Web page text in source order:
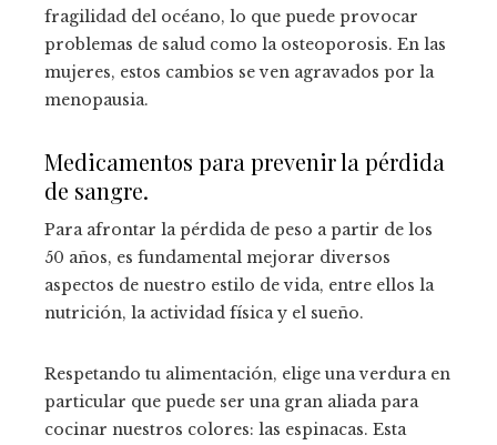
fragilidad del océano, lo que puede provocar
problemas de salud como la osteoporosis. En las
mujeres, estos cambios se ven agravados por la
menopausia.
Medicamentos para prevenir la pérdida
de sangre.
Para afrontar la pérdida de peso a partir de los
50 años, es fundamental mejorar diversos
aspectos de nuestro estilo de vida, entre ellos la
nutrición, la actividad física y el sueño.
Respetando tu alimentación, elige una verdura en
particular que puede ser una gran aliada para
cocinar nuestros colores: las espinacas. Esta